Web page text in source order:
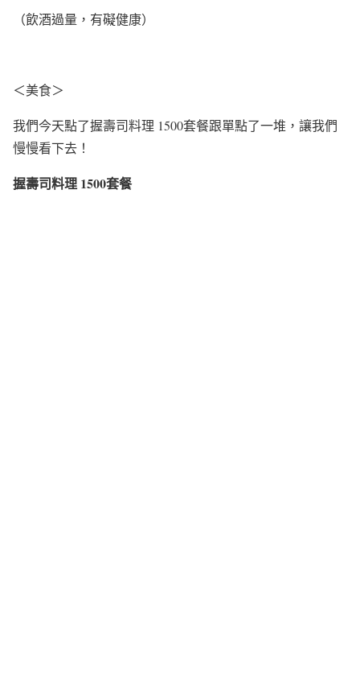
（飲酒過量，有礙健康）
＜美食＞
我們今天點了握壽司料理 1500套餐跟單點了一堆，讓我們
慢慢看下去！
握壽司料理 1500套餐